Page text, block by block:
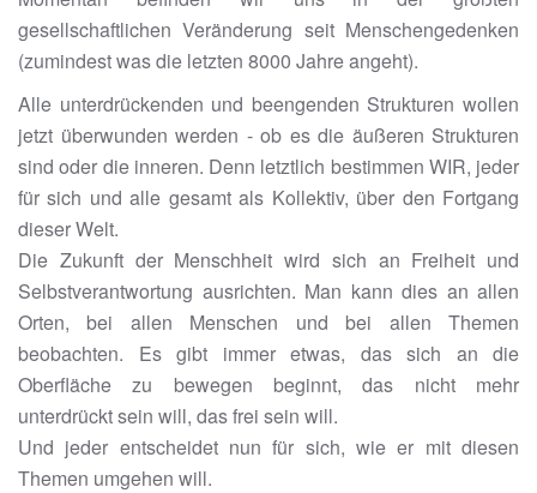
gesellschaftlichen Veränderung seit Menschengedenken
(zumindest was die letzten 8000 Jahre angeht).
Alle unterdrückenden und beengenden Strukturen wollen
jetzt überwunden werden - ob es die äußeren Strukturen
sind oder die inneren. Denn letztlich bestimmen WIR, jeder
für sich und alle gesamt als Kollektiv, über den Fortgang
dieser Welt.
Die Zukunft der Menschheit wird sich an Freiheit und
Selbstverantwortung ausrichten. Man kann dies an allen
Orten, bei allen Menschen und bei allen Themen
beobachten. Es gibt immer etwas, das sich an die
Oberfläche zu bewegen beginnt, das nicht mehr
unterdrückt sein will, das frei sein will.
Und jeder entscheidet nun für sich, wie er mit diesen
Themen umgehen will.